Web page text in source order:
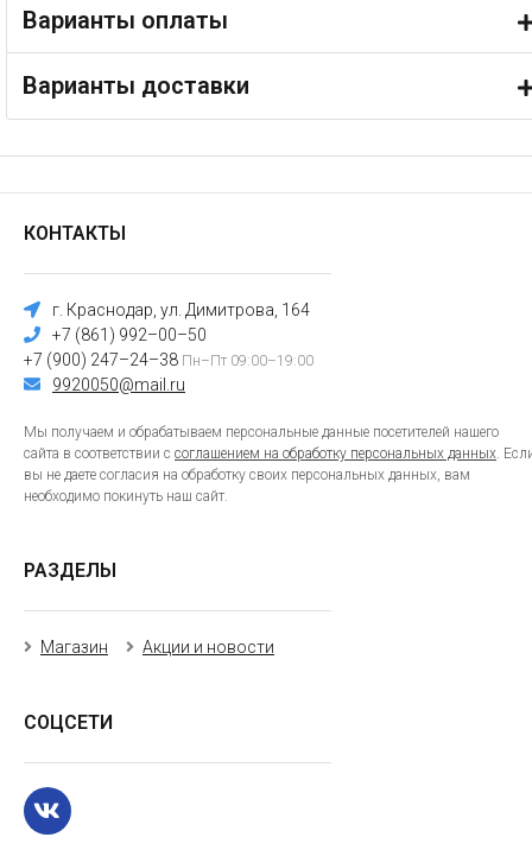
Варианты оплаты
Варианты доставки
КОНТАКТЫ
г. Краснодар, ул. Димитрова, 164
+7 (861) 992–00–50
+7 (900) 247–24–38 Пн–Пт 09:00–19:00
9920050@mail.ru
Мы получаем и обрабатываем персональные данные посетителей нашего
сайта в соответствии с соглашением на обработку персональных данных.
вы не даете согласия на обработку своих персональных данных, вам
необходимо покинуть наш сайт.
РАЗДЕЛЫ
Магазин Акции и новости
СОЦСЕТИ